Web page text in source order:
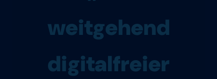
weitgehend
digitalfreier